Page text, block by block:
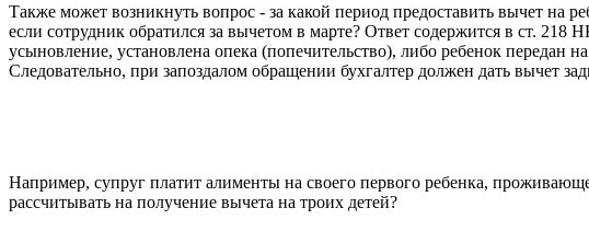
Также может возникнуть вопрос - за какой период предоставить вычет на
если сотрудник обратился за вычетом в марте? Ответ содержится в ст.
усыновление, установлена опека (попечительство), либо ребенок
Следовательно, при запоздалом обращении бухгалтер должен дать вычет
Например, супруг платит алименты на своего первого ребенка,
рассчитывать на получение вычета на троих детей?